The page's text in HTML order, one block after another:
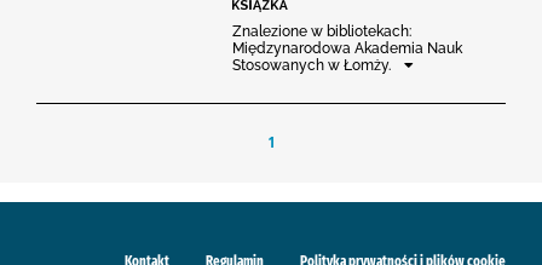
Znalezione w bibliotekach:
Międzynarodowa Akademia Nauk
Stosowanych w Łomży.
1